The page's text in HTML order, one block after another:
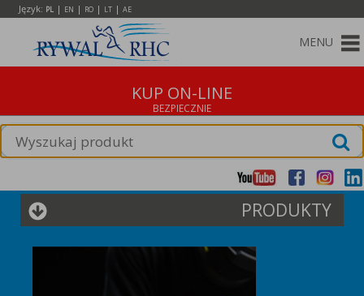
Język: PL | EN | RO | LT | AE
MENU
KUP ON-LINE
PRODUKTY